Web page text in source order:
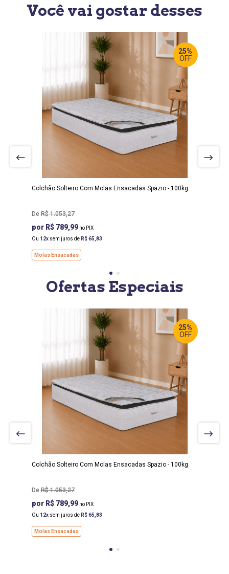
Você vai gostar desses
LARGURA
188 CM
Colchão Solteiro Com Molas Ensacadas Spazio - 100kg
R$ 1.053,27
R$ 789,99
Ou 12 sem juros de R$ 65 83
Molas Ensacadas
25%
OFF
Ofertas Especiais
LARGURA
188 CM
Colchão Solteiro Com Molas Ensacadas Spazio - 100kg
R$ 1.053,27
R$ 789,99
Ou 12 sem juros de R$ 65 83
Molas Ensacadas
25%
OFF